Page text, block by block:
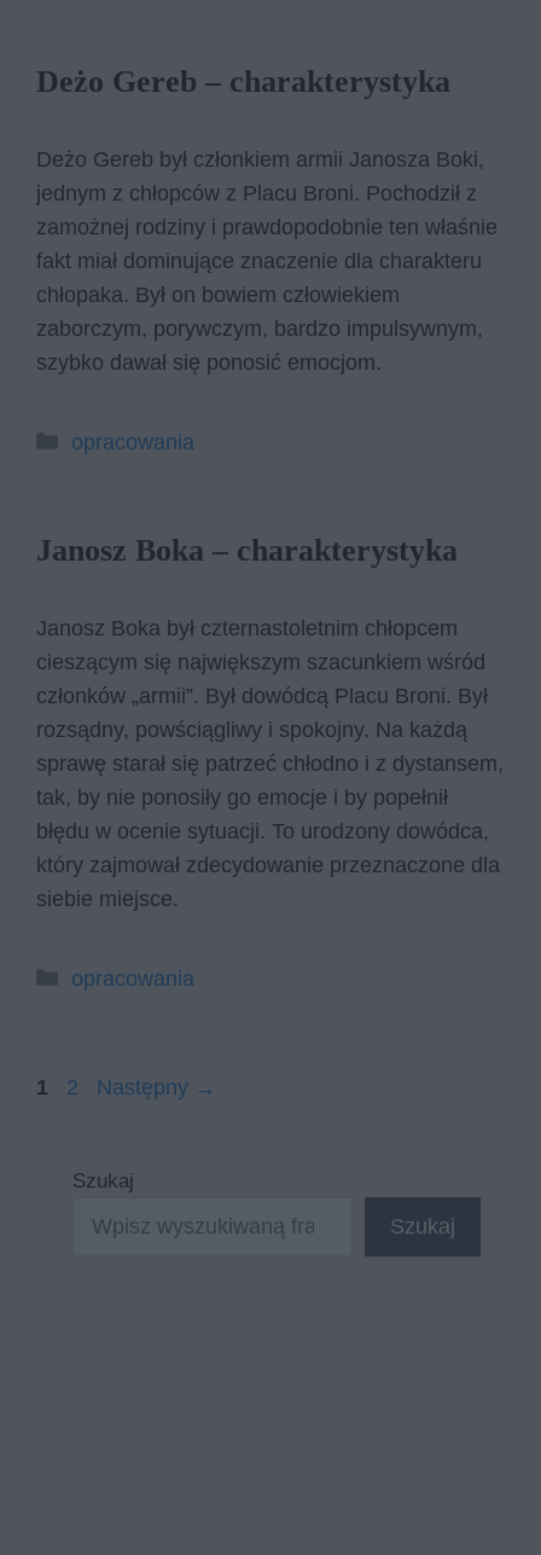
Deżo Gereb – charakterystyka
Deżo Gereb był członkiem armii Janosza Boki,
jednym z chłopców z Placu Broni. Pochodził z
zamożnej rodziny i prawdopodobnie ten właśnie
fakt miał dominujące znaczenie dla charakteru
chłopaka. Był on bowiem człowiekiem
zaborczym, porywczym, bardzo impulsywnym,
szybko dawał się ponosić emocjom.
Kategorie
opracowania
Janosz Boka – charakterystyka
Janosz Boka był czternastoletnim chłopcem
cieszącym się największym szacunkiem wśród
członków „armii”. Był dowódcą Placu Broni. Był
rozsądny, powściągliwy i spokojny. Na każdą
sprawę starał się patrzeć chłodno i z dystansem,
tak, by nie ponosiły go emocje i by popełnił
błędu w ocenie sytuacji. To urodzony dowódca,
który zajmował zdecydowanie przeznaczone dla
siebie miejsce.
Kategorie
opracowania
Strona
1 Strona
2 Następny →
Szukaj
Szukaj